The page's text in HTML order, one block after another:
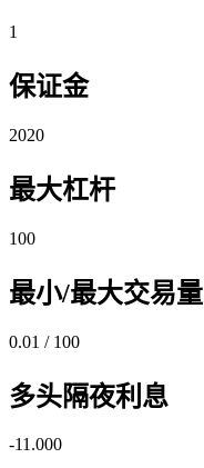
1
保证金
2020
最大杠杆
100
最小/最大交易量
0.01 / 100
多头隔夜利息
-11.000